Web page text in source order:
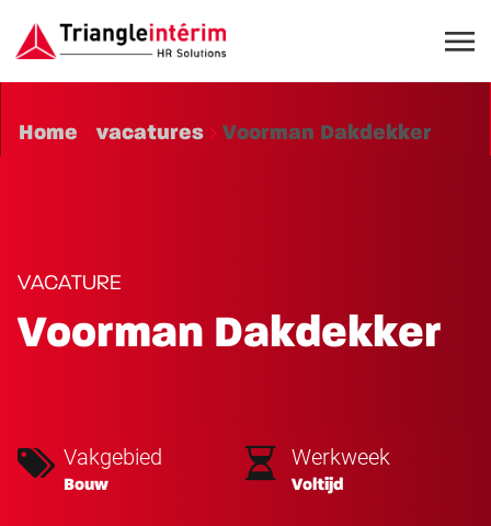
Home vacatures Voorman Dakdekker
VACATURE
Voorman Dakdekker
Vakgebied
Bouw
Werkweek
Voltijd